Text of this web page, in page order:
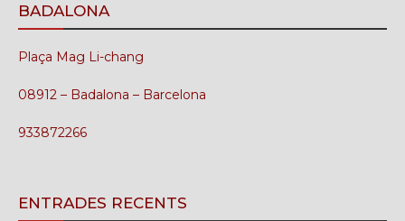
BADALONA
Plaça Mag Li-chang
08912 – Badalona – Barcelona
933872266
ENTRADES RECENTS